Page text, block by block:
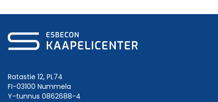
Ratastie 12, PL74
FI-03100 Nummela
Y-tunnus 0862688-4